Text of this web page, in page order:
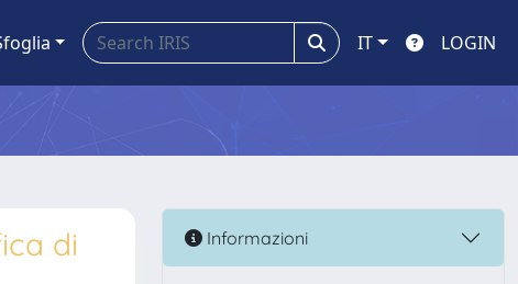
IT LOGIN
di
Informazioni